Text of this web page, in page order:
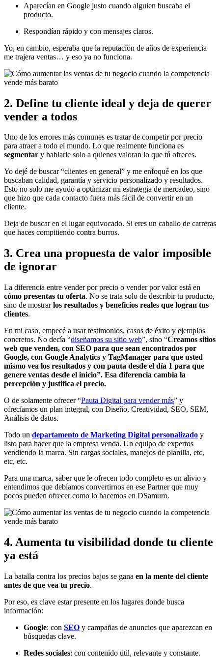
Aparecían en Google justo cuando alguien buscaba el
producto.
Respondían rápido y con mensajes claros.
Yo, en cambio, esperaba que la reputación de años de experiencia
me trajera ventas… y eso ya no funciona.
2. Define tu cliente ideal y deja de querer
vender a todos
Uno de los errores más comunes es tratar de competir por precio
para atraer a todo el mundo. Lo que realmente funciona es
segmentar y hablarle solo a quienes valoran lo que tú ofreces.
Yo dejé de buscar “clientes en general” y me enfoqué en los que
buscaban calidad, garantía y servicio personalizado y resultados.
Esto no solo me ayudó a optimizar mi estrategia de mercadeo, sino
que hizo que cada contacto fuera más fácil de convertir en un
cliente.
Deja de buscar en el lugar equivocado. Si eres un caballo de carreras
que haces compitiendo contra burros.
3. Crea una propuesta de valor imposible
de ignorar
La diferencia entre vender por precio o vender por valor está en
cómo presentas tu oferta. No se trata solo de describir tu producto,
sino de mostrarlos resultados y beneficios reales que logran tus
clientes.
En mi caso, empecé a usar testimonios, casos de éxito y ejemplos
concretos. No decía “diseñamos su sitio web”, sino “Creamos sitios
web que venden, con SEO para que sean encontrados por
Google, con Google Analytics y TagManager para que usted
mismo vea los resultados y con pauta desde el día 1 para que
genere ventas desde el inicio”. Esa diferencia cambia la
percepción y justifica el precio.
O de solamente ofrecer “Pauta Digital para vender más” y
ofrecíamos un plan integral, con Diseño, Creatividad, SEO, SEM,
Análisis de datos.
Todo un departamento de Marketing Digital personalizado y
listo para hacer que la empresa venda. Un equipo de expertos
vendiendo la marca. Sin cargas sociales, manejos de planilla, etc,
etc, etc.
Para una marca, saber que le ofrecen todo completo es un alivio y
entendimos que debíamos convertirnos en ese Partner que muy
pocos pueden ofrecer como lo hacemos en DSamuro.
4. Aumenta tu visibilidad donde tu cliente
ya está
La batalla contra los precios bajos se gana en la mente del cliente
antes de que vea tu precio.
Por eso, es clave estar presente en los lugares donde busca
información:
Google: con SEO y campañas de anuncios que aparezcan en
búsquedas clave.
Redes sociales: con contenido útil, relevante y constante.